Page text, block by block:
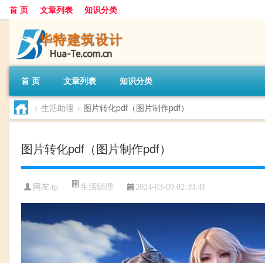
首 页 文章列表 知识分类
首 页 文章列表 知识分类
> 生活助理 > 图片转化pdf（图片制作pdf）
图片转化pdf（图片制作pdf）
网友:tp 生活助理 2024-03-09 02:39:41